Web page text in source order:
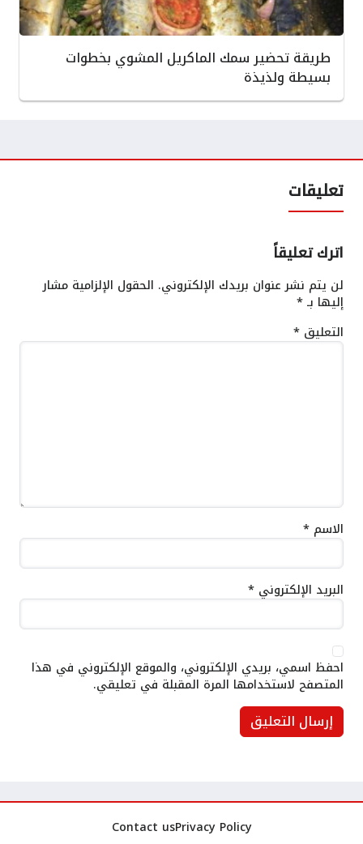
طريقة تحضير سمك الماكريل المشوي بخطوات
بسيطة ولذيذة
تعليقات
اترك تعليقاً
لن يتم نشر عنوان بريدك الإلكتروني. الحقول الإلزامية مشار
إليها بـ*
التعليق *
الاسم *
البريد الإلكتروني *
احفظ اسمي، بريدي الإلكتروني، والموقع الإلكتروني في هذا
المتصفح لاستخدامها المرة المقبلة في تعليقي.
Privacy Policy
Contact us